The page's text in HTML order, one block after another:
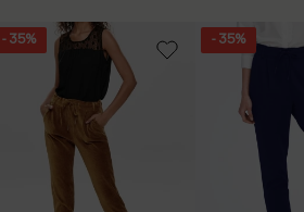
- 35% - 35%